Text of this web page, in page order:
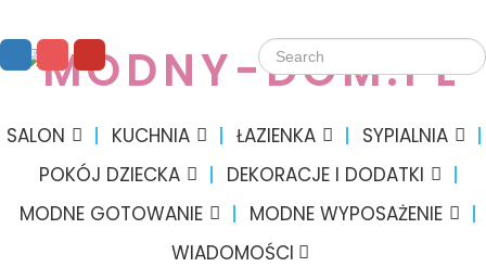
SALON KUCHNIA ŁAZIENKA
SYPIALNIA
POKÓJ DZIECKA
DEKORACJE I DODATKI
MODNE GOTOWANIE
MODNE WYPOSAŻENIE
WIADOMOŚCI